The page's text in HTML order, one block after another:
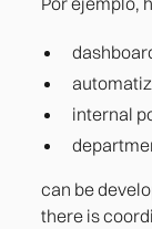
internal
can be
there is